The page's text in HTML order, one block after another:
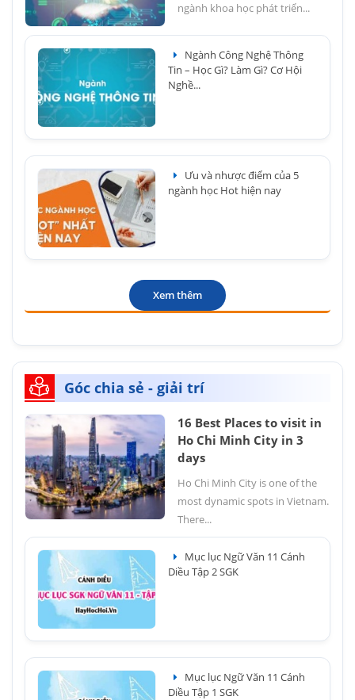
ngành khoa học phát triển...
Ngành Công Nghệ Thông
Tin – Học Gì? Làm Gì? Cơ Hội
Nghề...
Ưu và nhược điểm của 5
ngành học Hot hiện nay
Xem thêm
Góc chia sẻ - giải trí
16 Best Places to visit in
Ho Chi Minh City in 3
days
Ho Chi Minh City is one of the
most dynamic spots in Vietnam.
There...
Mục lục Ngữ Văn 11 Cánh
Diều Tập 2 SGK
Mục lục Ngữ Văn 11 Cánh
Diều Tập 1 SGK